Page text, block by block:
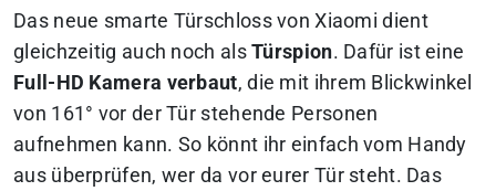
Das neue smarte Türschloss von Xiaomi dient
gleichzeitig auch noch alsTürspion. Dafür ist eine
Full-HD Kamera verbaut, die mit ihrem Blickwinkel
von 161° vor der Tür stehende Personen
aufnehmen kann. So könnt ihr einfach vom Handy
aus überprüfen, wer da vor eurer Tür steht. Das